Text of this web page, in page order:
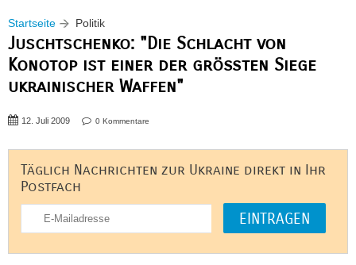
Startseite Politik
Juschtschenko: "Die Schlacht von
Konotop ist einer der größten Siege
ukrainischer Waffen"
12. Juli 2009 0 Kommentare
Täglich Nachrichten zur Ukraine direkt in Ihr
Postfach